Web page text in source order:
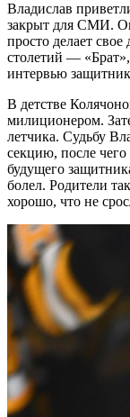
Владислав
закрыт для СМИ.
просто делает
столетий —
интервью
В детстве
милиционером.
летчика. Судьбу
секцию, после
будущего
болел. Родители
хорошо, что не